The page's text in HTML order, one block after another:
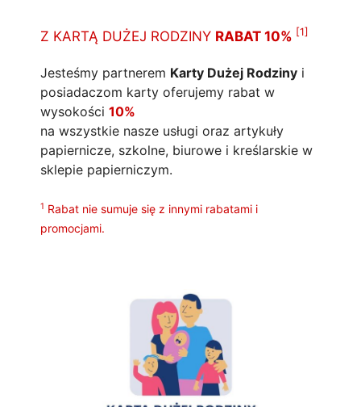
Z KARTĄ DUŻEJ RODZINY RABAT 10% [1]
Jesteśmy partnerem Karty Dużej Rodziny i
posiadaczom karty oferujemy rabat w
wysokości 10%
na wszystkie nasze usługi oraz artykuły
papiernicze, szkolne, biurowe i kreślarskie w
sklepie papierniczym.
1 Rabat nie sumuje się z innymi rabatami i
promocjami.